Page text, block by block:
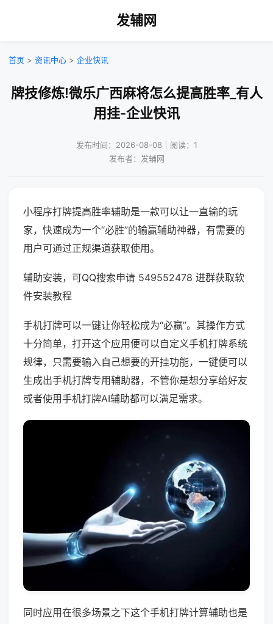
发辅网
首页 > 资讯中心 > 企业快讯
牌技修炼!微乐广西麻将怎么提高胜率_有人
用挂-企业快讯
发布时间：2026-08-08｜阅读：1
发布者：发辅网
小程序打牌提高胜率辅助是一款可以让一直输的玩
家，快速成为一个“必胜”的输赢辅助神器，有需要的
用户可通过正规渠道获取使用。
辅助安装，可QQ搜索申请 549552478 进群获取软
件安装教程
手机打牌可以一键让你轻松成为“必赢”。其操作方式
十分简单，打开这个应用便可以自定义手机打牌系统
规律，只需要输入自己想要的开挂功能，一键便可以
生成出手机打牌专用辅助器，不管你是想分享给好友
或者使用手机打牌AI辅助都可以满足需求。
同时应用在很多场景之下这个手机打牌计算辅助也是